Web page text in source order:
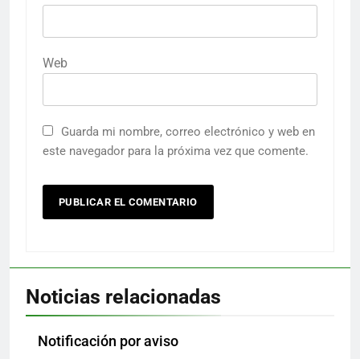
Web
Guarda mi nombre, correo electrónico y web en
este navegador para la próxima vez que comente.
Noticias relacionadas
Notificación por aviso